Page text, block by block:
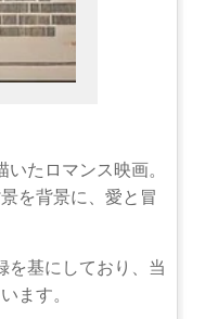
たロマンス映画。
を背景に、愛と冒
を基にしており、当
ます。